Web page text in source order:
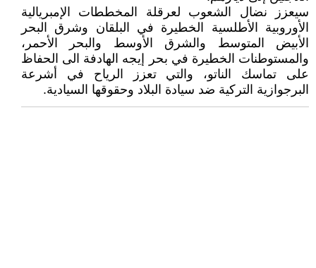
سيعزز نضال الشعوب لعرقلة المخططات الإمبريالية
الأوروبية الأطلسية الخطيرة في البلقان وشرق البحر
الأبيض المتوسط والشرق الأوسط والبحر الأحمر،
والمستوطنات الخطيرة في بحر إيجه الهادفة الى الحفاظ
على تماسك الناتو، والتي تعزز الرياح في أشرعة
البرجوازية التركية ضد سيادة البلاد وحقوقها السيادية.